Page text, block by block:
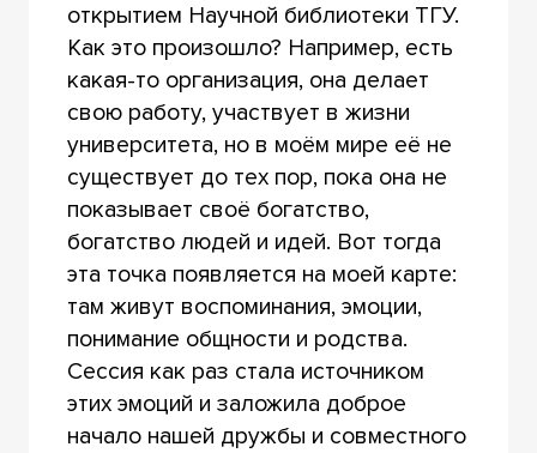
открытием Научной библиотеки ТГУ.
Как это произошло? Например, есть
какая-то организация, она делает
свою работу, участвует в жизни
университета, но в моём мире её не
существует до тех пор, пока она не
показывает своё богатство,
богатство людей и идей. Вот тогда
эта точка появляется на моей карте:
там живут воспоминания, эмоции,
понимание общности и родства.
Сессия как раз стала источником
этих эмоций и заложила доброе
начало нашей дружбы и совместного